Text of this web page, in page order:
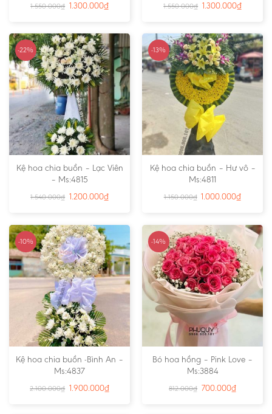
1.550.000₫ 1.300.000₫ 1.550.000₫ 1.300.000₫
-22%
Kệ hoa chia buồn – Lạc Viên
– Ms:4815
1.540.000₫ 1.200.000₫
-13%
Kệ hoa chia buồn – Hư vô –
Ms:4811
1.150.000₫ 1.000.000₫
-10%
Kệ hoa chia buồn -Bình An –
Ms:4837
2.100.000₫ 1.900.000₫
-14%
Bó hoa hồng – Pink Love –
Ms:3884
812.000₫ 700.000₫